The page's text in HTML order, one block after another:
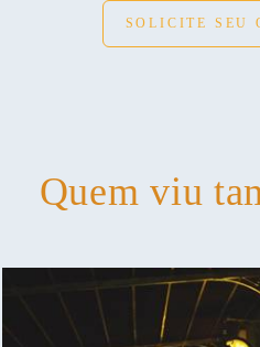
SOLICITE SEU
Quem viu